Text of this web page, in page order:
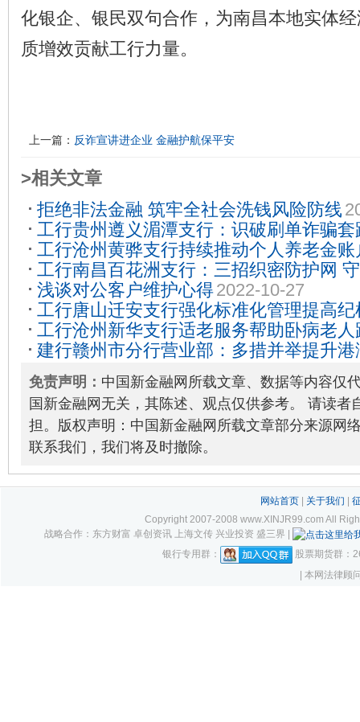
化银企、银民双句合作，为南昌本地实体
质增效贡献工行力量。
上一篇： 反诈宣讲进企业 金融护航保平安
>相关文章
拒绝非法金融 筑牢全社会洗钱风险防线
工行贵州遵义湄潭支行：识破刷单诈骗套
子”2024-04-24
工行沧州黄骅支行持续推动个人养老金
11-20
工行南昌百花洲支行：三招织密防护网
子”2026-04-15
浅谈对公客户维护心得2022-10-27
工行唐山迁安支行强化标准化管理提高
02-27
工行沧州新华支行适老服务帮助卧病老
07-26
建行赣州市分行营业部：多措并举提升
体验2024-02-29
免责声明： 中国新金融网所载文章、数据等内容仅
国新金融网无关，其陈述、观点仅供参考。 请读者
担。版权声明：中国新金融网所载文章部分来源网
联系我们，我们将及时撤除。
网站首页| 关于我们
Copyright 2007-2008 www.XINJR99.com All
战略合作：东方财富 卓创资讯 上海文传 兴业投资 盛三界 |
银行专用群：
股票期货群：
| 本网法律顾